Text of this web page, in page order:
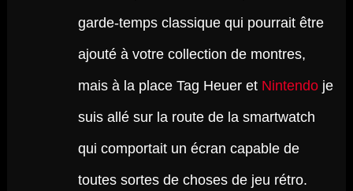
garde-temps classique qui pourrait être
ajouté à votre collection de montres,
mais à la place Tag Heuer et Nintendoje
suis allé sur la route de la smartwatch
qui comportait un écran capable de
toutes sortes de choses de jeu rétro.